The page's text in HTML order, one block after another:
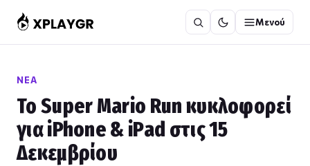
στο
περιεχόμενο
Μενού
ΝΈΑ
Το Super Mario Run κυκλοφορεί
για iPhone & iPad στις 15
Δεκεμβρίου